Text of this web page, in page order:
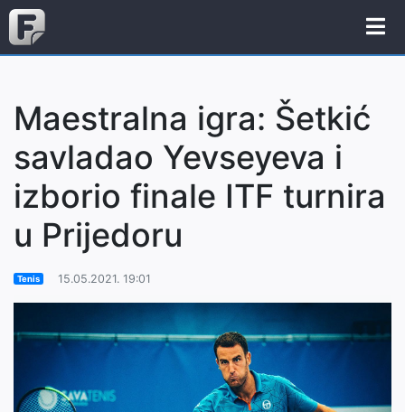
Maestralna igra: Šetkić
savladao Yevseyeva i
izborio finale ITF turnira
u Prijedoru
Tenis 15.05.2021. 19:01